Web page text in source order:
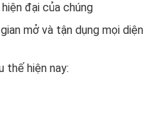
đại của chúng
mở và tận dụng mọi diện
thế hiện nay: